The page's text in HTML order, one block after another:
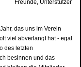
Freunde, Unterstützer
das uns im Verein
viel abverlangt hat - egal
des letzten
besinnen und das